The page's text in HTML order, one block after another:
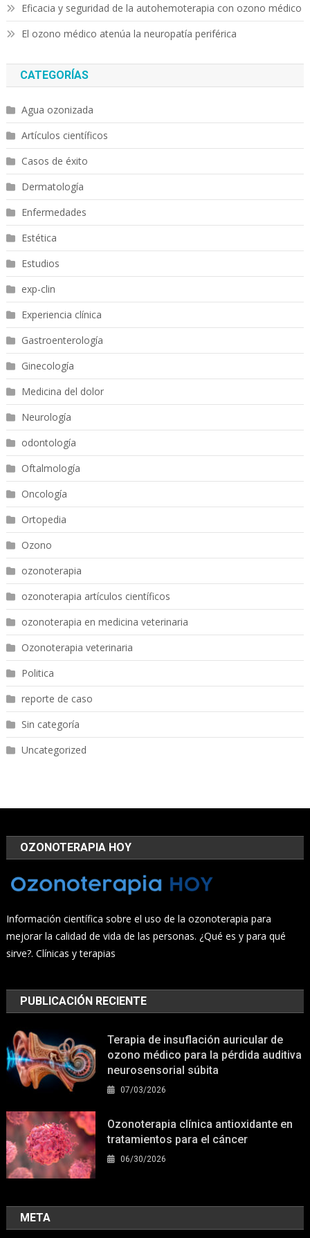
Eficacia y seguridad de la autohemoterapia con ozono médico
El ozono médico atenúa la neuropatía periférica
CATEGORÍAS
Agua ozonizada
Artículos científicos
Casos de éxito
Dermatología
Enfermedades
Estética
Estudios
exp-clin
Experiencia clínica
Gastroenterología
Ginecología
Medicina del dolor
Neurología
odontología
Oftalmología
Oncología
Ortopedia
Ozono
ozonoterapia
ozonoterapia artículos científicos
ozonoterapia en medicina veterinaria
Ozonoterapia veterinaria
Politica
reporte de caso
Sin categoría
Uncategorized
OZONOTERAPIA HOY
Información científica sobre el uso de la ozonoterapia para
mejorar la calidad de vida de las personas. ¿Qué es y para qué
sirve?. Clínicas y terapias
PUBLICACIÓN RECIENTE
Terapia de insuflación auricular de
ozono médico para la pérdida auditiva
neurosensorial súbita
07/03/2026
Ozonoterapia clínica antioxidante en
tratamientos para el cáncer
06/30/2026
META